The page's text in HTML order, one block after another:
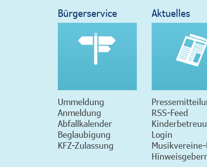
Bürgerservice
Ummeldung
Anmeldung
Abfallkalender
Beglaubigung
KFZ-Zulassung
Aktuelles
RSS-Feed
Login